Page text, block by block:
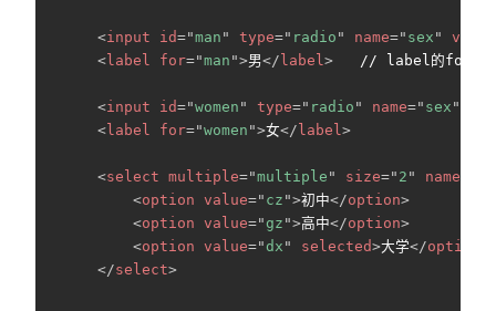
<input id="man " type=" radio " name=" sex "
value
< label for="man ">男</ label >
// label的for属性
<input id="women " type=" radio " name=" sex "
< label for="women ">女</ label >
<select multiple="multiple " size=" 2 " name
<option value=" cz ">初中</option>
<option value="gz ">高中</option>
<option value="dx " selected>大学</option
</select>